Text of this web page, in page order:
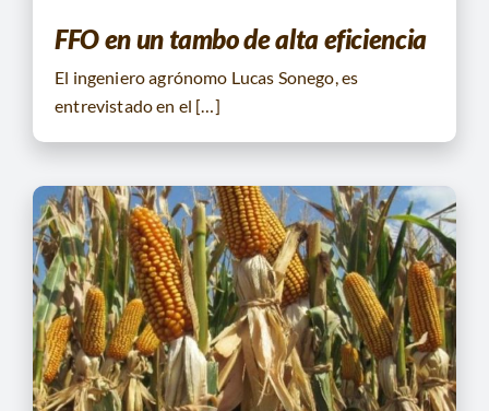
FFO en un tambo de alta eficiencia
El ingeniero agrónomo Lucas Sonego, es
entrevistado en el […]